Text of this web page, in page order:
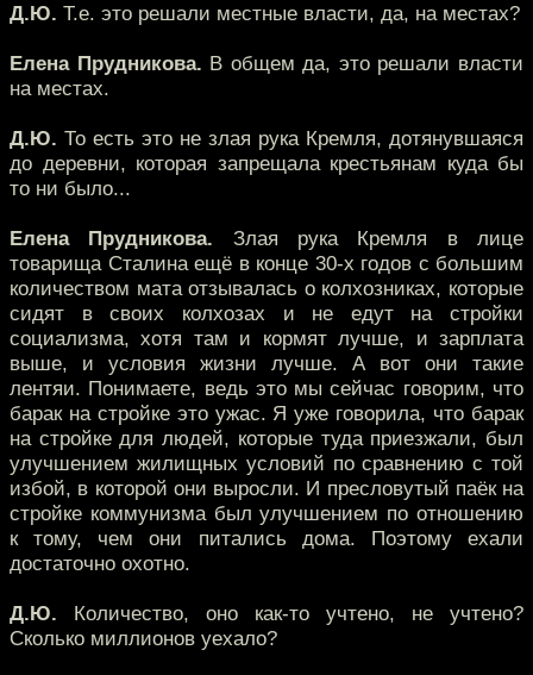
Д.Ю. Т.е. это решали местные власти, да, на местах?
Елена Прудникова. В общем да, это решали власти
на местах.
Д.Ю. То есть это не злая рука Кремля, дотянувшаяся
до деревни, которая запрещала крестьянам куда бы
то ни было...
Елена Прудникова. Злая рука Кремля в лице
товарища Сталина ещё в конце 30-х годов с большим
количеством мата отзывалась о колхозниках, которые
сидят в своих колхозах и не едут на стройки
социализма, хотя там и кормят лучше, и зарплата
выше, и условия жизни лучше. А вот они такие
лентяи. Понимаете, ведь это мы сейчас говорим, что
барак на стройке это ужас. Я уже говорила, что барак
на стройке для людей, которые туда приезжали, был
улучшением жилищных условий по сравнению с той
избой, в которой они выросли. И пресловутый паёк на
стройке коммунизма был улучшением по отношению
к тому, чем они питались дома. Поэтому ехали
достаточно охотно.
Д.Ю. Количество, оно как-то учтено, не учтено?
Сколько миллионов уехало?